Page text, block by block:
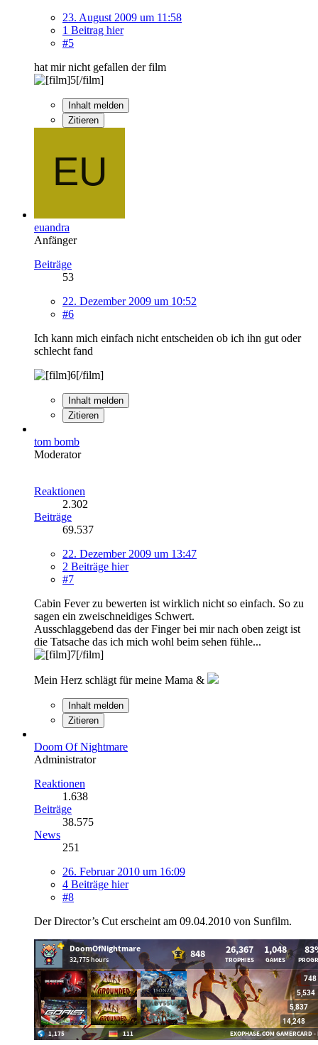
23. August 2009 um 11:58
1 Beitrag hier
#5
hat mir nicht gefallen der film
Inhalt melden
Zitieren
euandra
Anfänger
Beiträge
53
22. Dezember 2009 um 10:52
#6
Ich kann mich einfach nicht entscheiden ob ich ihn gut oder
schlecht fand
Inhalt melden
Zitieren
tom bomb
Moderator
Reaktionen
2.302
Beiträge
69.537
22. Dezember 2009 um 13:47
2 Beiträge hier
#7
Cabin Fever zu bewerten ist wirklich nicht so einfach. So zu
sagen ein zweischneidiges Schwert.
Ausschlaggebend das der Finger bei mir nach oben zeigt ist
die Tatsache das ich mich wohl beim sehen fühle...
Mein Herz schlägt für meine Mama &
Inhalt melden
Zitieren
Doom Of Nightmare
Administrator
Reaktionen
1.638
Beiträge
38.575
News
251
26. Februar 2010 um 16:09
4 Beiträge hier
#8
Der Director’s Cut erscheint am 09.04.2010 von Sunfilm.